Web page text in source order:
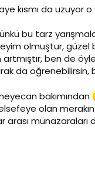
kısmı da uzuyor
bu tarz
olmuştur, güzel
ben de
da
bakımından
olan
münazaraları